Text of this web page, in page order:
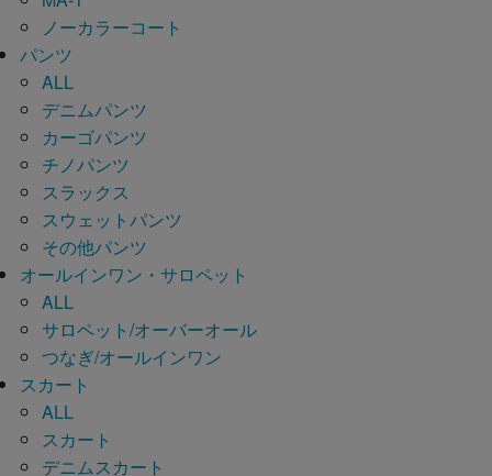
ノーカラーコート
パンツ
ALL
デニムパンツ
カーゴパンツ
チノパンツ
スラックス
スウェットパンツ
その他パンツ
オールインワン・サロペット
ALL
サロペット/オーバーオール
つなぎ/オールインワン
スカート
ALL
スカート
デニムスカート